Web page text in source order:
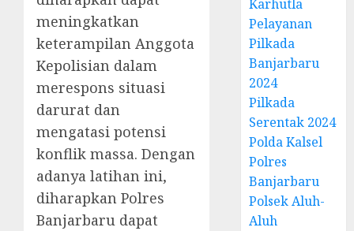
meningkatkan
keterampilan Anggota
Kepolisian dalam
merespons situasi
darurat dan
mengatasi potensi
konflik massa. Dengan
adanya latihan ini,
diharapkan Polres
Banjarbaru dapat
Karhutla
Pelayanan
Pilkada
Banjarbaru
2024
Pilkada
Serentak 2024
Polda Kalsel
Polres
Banjarbaru
Polsek Aluh-
Aluh